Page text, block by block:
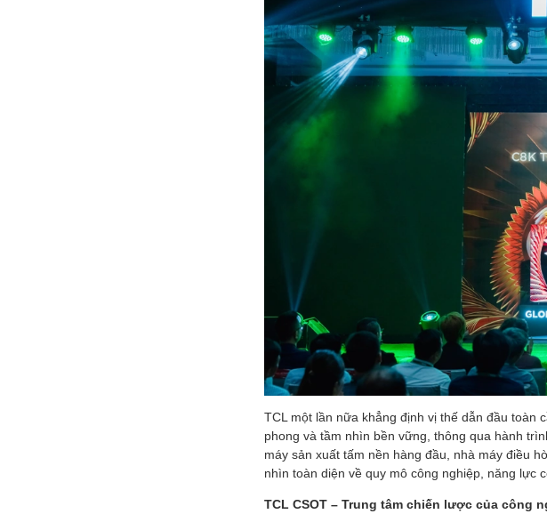
TCL một lần nữa khẳng định vị thế dẫn đầu toàn
phong và tầm nhìn bền vững, thông qua hành
máy sản xuất tấm nền hàng đầu, nhà máy điều
nhìn toàn diện về quy mô công nghiệp, năng lực
TCL CSOT – Trung tâm chiến lược của công